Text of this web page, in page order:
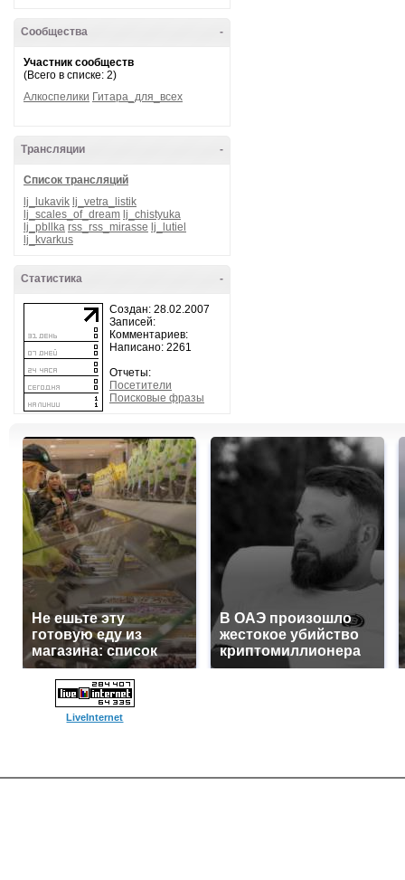
-
Сообщества
Участник сообществ
(Всего в списке: 2)
Алкоспелики Гитара_для_всех
-
Трансляции
Список трансляций
lj_lukavik lj_vetra_listik
lj_scales_of_dream lj_chistyuka
lj_pbllka rss_rss_mirasse lj_lutiel
lj_kvarkus
-
Статистика
Создан: 28.02.2007
Записей:
Комментариев:
Написано: 2261
Отчеты:
Посетители
Поисковые фразы
Не ешьте эту
готовую еду из
магазина: список
В ОАЭ произошло
жестокое убийство
криптомиллионера
LiveInternet